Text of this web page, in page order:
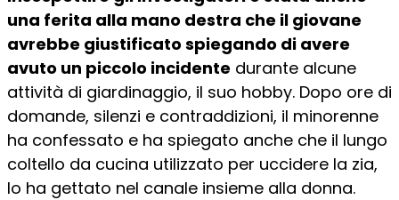
una ferita alla mano destra che il giovane
avrebbe giustificato spiegando di avere
avuto un piccolo incidente durante alcune
attività di giardinaggio, il suo hobby. Dopo ore di
domande, silenzi e contraddizioni, il minorenne
ha confessato e ha spiegato anche che il lungo
coltello da cucina utilizzato per uccidere la zia,
lo ha gettato nel canale insieme alla donna.